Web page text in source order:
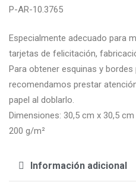
P-AR-10.3765
Especialmente adecuado para
tarjetas de felicitación,
Para obtener esquinas y
recomendamos prestar
papel al doblarlo.
Dimensiones: 30,5 cm x 30,5 cm
200 g/m²
Información adicional